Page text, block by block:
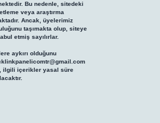
Bu nedenle, sitedeki
veya araştırma
Ancak, üyelerimiz
taşımakta olup, siteye
etmiş sayılırlar.
aykırı olduğunu
ilgili içerikler yasal süre